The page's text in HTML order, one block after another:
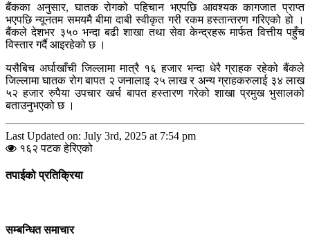
बैंकका अनुसार, घातक रोगको पहिचान भएपछि आवश्यक कागजात प्राप्त
भएपछि न्यूनतम समयमै बीमा दाबी स्वीकृत गरी रकम हस्तान्तरण गरिएको हो ।
बैंकले देशभर ३५० भन्दा बढी शाखा तथा सेवा केन्द्रहरू मार्फत वित्तीय पहुँच
विस्तार गर्दै आइरहेको छ ।
यसैबिच अर्घाखाँची जिल्लामा मात्रै १६ हजार भन्दा धेरै ग्राहक रहेको बैंकले
जिल्लामा घातक रोग बापत २ जनालाइ २५ लाख र अन्य ग्राहकरुलाई ३४ लाख
५२ हजार रुपैया उपचार खर्च बापत हस्तारण गरेको शाखा प्रमुख भुसालको
बताउनुभएको छ ।
Last Updated on: July 3rd, 2025 at 7:54 pm
१६२ पटक हेरिएको
तपाईको प्रतिक्रिया
सम्बन्धित समाचार